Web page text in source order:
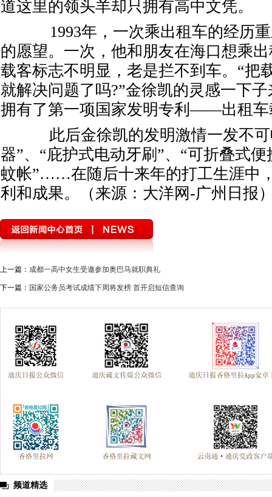
道这里的领头羊却只拥有高中文凭。
1993年，一次乘出租车的经历重
的愿望。一次，他和朋友在海口想乘
载客标志不明显，老是拦不到车。“把
就解决问题了吗?”金徐凯的灵感一下
拥有了第一项国家发明专利——出租车
此后金徐凯的发明激情一发不可
器”、“庇护式电动牙刷”、“可折叠式
蚊帐”……在随后十来年的打工生涯中
利和成果。（来源：大洋网-广州日报
上一篇： 成都一高中女生受邀参加奥巴马就职典礼
下一篇： 国家公务员考试成绩下周将发榜 首开启短信查询
频道精选